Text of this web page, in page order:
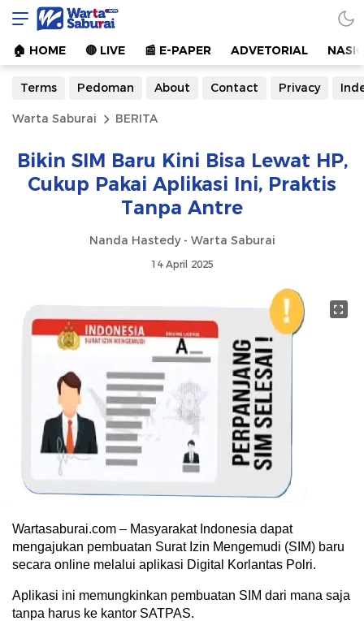
Warta Saburai
Sumber Informasi Terkini
🏠︎ HOME 🔴 LIVE 📰 E-PAPER ADVETORIAL
Terms Pedoman About Contact Privacy
Warta Saburai BERITA
Bikin SIM Baru Kini Bisa Lewat HP,
Cukup Pakai Aplikasi Ini, Praktis
Tanpa Antre
Nanda Hastedy - Warta Saburai
14 April 2025
Wartasaburai.com – Masyarakat Indonesia dapat
mengajukan pembuatan Surat Izin Mengemudi (SIM) baru
secara online melalui aplikasi Digital Korlantas Polri.
Aplikasi ini memungkinkan pembuatan SIM dari mana saja
tanpa harus ke kantor SATPAS.